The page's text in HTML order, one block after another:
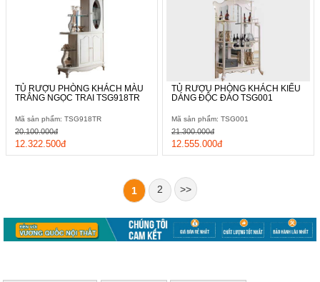
TỦ RƯỢU PHÒNG KHÁCH MÀU
TRẮNG NGỌC TRAI TSG918TR
Mã sản phẩm: TSG918TR
12.322.500đ
20.100.000đ
TỦ RƯỢU PHÒNG KHÁCH KIỂU
DÁNG ĐỘC ĐÁO TSG001
Mã sản phẩm: TSG001
12.555.000đ
21.300.000đ
1 2 >>